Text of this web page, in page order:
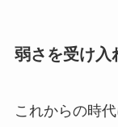
弱さを受け入
これからの時